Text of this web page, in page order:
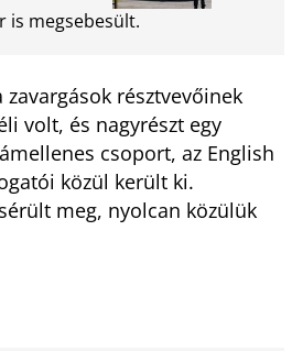
is megsebesült.
résztvevőinek
volt, és nagyrészt egy
csoport, az English
közül került ki.
meg, nyolcan közülük